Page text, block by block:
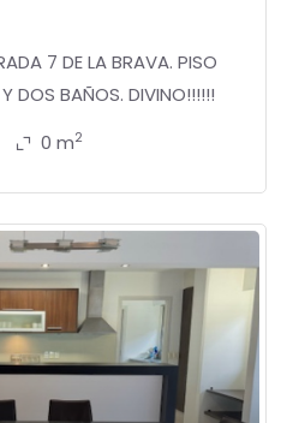
7 DE LA BRAVA. PISO
DOS BAÑOS. DIVINO!!!!!!
0 m2